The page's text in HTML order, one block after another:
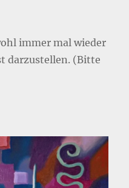
immer mal wieder
darzustellen. (Bitte